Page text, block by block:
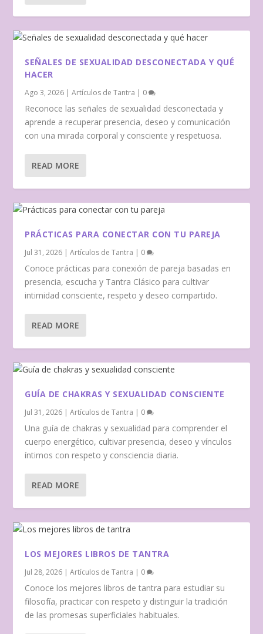
SEÑALES DE SEXUALIDAD DESCONECTADA Y QUÉ
PRÁCTICAS PARA CONECTAR CON TU PAREJA
GUÍA DE CHAKRAS Y SEXUALIDAD CONSCIENTE
SEÑALES DE SEXUALIDAD DESCONECTADA Y QUÉ
HACER
Ago 3, 2026 |Artículos de Tantra | 0
Reconoce las señales de sexualidad desconectada y
aprende a recuperar presencia, deseo y comunicación
con una mirada corporal y consciente y respetuosa.
READ MORE
PRÁCTICAS PARA CONECTAR CON TU PAREJA
Jul 31, 2026 |Artículos de Tantra | 0
Conoce prácticas para conexión de pareja basadas en
presencia, escucha y Tantra Clásico para cultivar
intimidad consciente, respeto y deseo compartido.
READ MORE
GUÍA DE CHAKRAS Y SEXUALIDAD CONSCIENTE
Jul 31, 2026 |Artículos de Tantra | 0
Una guía de chakras y sexualidad para comprender el
cuerpo energético, cultivar presencia, deseo y vínculos
íntimos con respeto y consciencia diaria.
READ MORE
LOS MEJORES LIBROS DE TANTRA
Jul 28, 2026 |Artículos de Tantra | 0
Conoce los mejores libros de tantra para estudiar su
filosofía, practicar con respeto y distinguir la tradición
de las promesas superficiales habituales.